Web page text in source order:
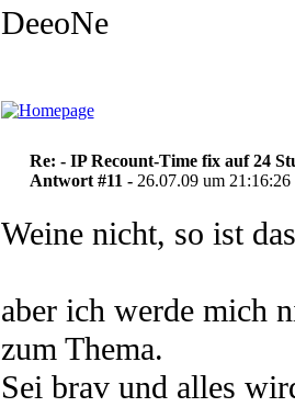
DeeoNe
Re: - IP Recount-Time fix auf 24
Antwort #11 - 26.07.09 um 21:16:26
Weine nicht, so ist
aber ich werde mich
zum Thema.
Sei brav und alles